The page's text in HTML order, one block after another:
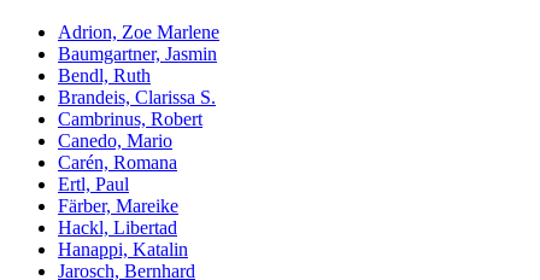
Adrion, Zoe Marlene
Baumgartner, Jasmin
Bendl, Ruth
Brandeis, Clarissa S.
Cambrinus, Robert
Canedo, Mario
Carén, Romana
Ertl, Paul
Färber, Mareike
Hackl, Libertad
Hanappi, Katalin
Jarosch, Bernhard